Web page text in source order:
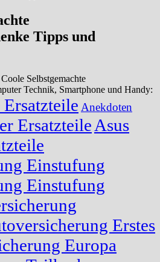
Tipps und
Selbstgemachte
Technik, Smartphone und Handy:
Anekdoten
Ersatzteile Asus
Einstufung
Einstufung
Erstes
Europa